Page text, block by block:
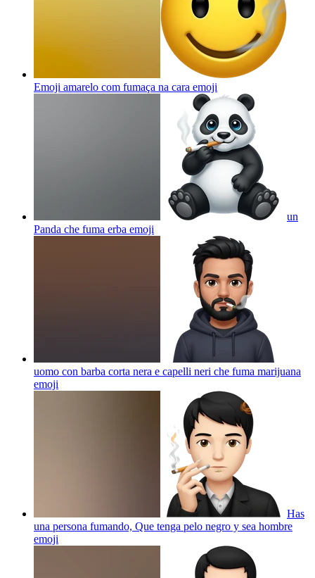
Emoji amarelo com fumaça na cara emoji
un
Panda che fuma erba emoji
uomo con barba corta nera e capelli neri che fuma marijuana
emoji
Has
una persona fumando, Que tenga pelo negro y sea hombre
emoji